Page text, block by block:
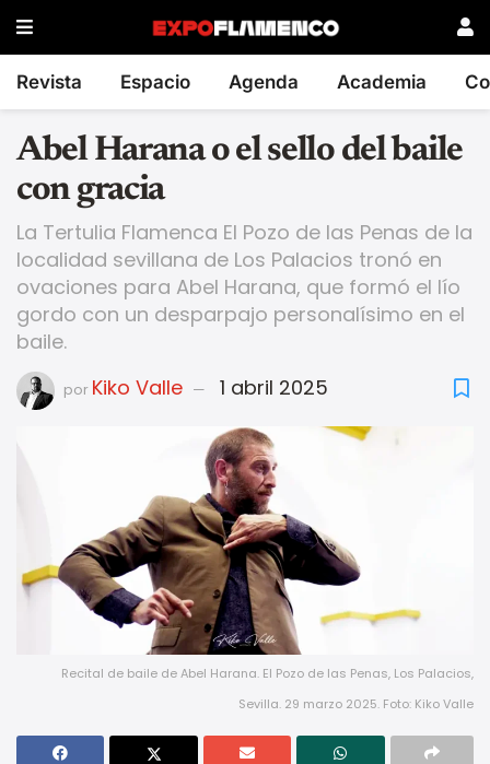
Revista Espacio Agenda Academia
Abel Harana o el sello del baile
con gracia
La Tertulia Flamenca El Pozo de las Penas de la
localidad sevillana de Los Palacios tronó en
ovaciones para Abel Harana, que formó el lío
gordo con un desparpajo personalísimo en el
baile.
por Kiko Valle 1 abril 2025
Recital de baile de Abel Harana. El Pozo de las Penas, Los Palacios,
Sevilla. 29 marzo 2025. Foto: Kiko Valle